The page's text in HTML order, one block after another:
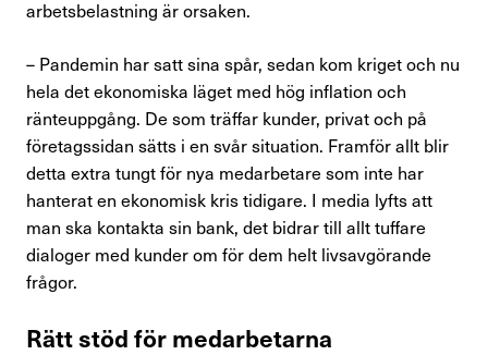
arbetsbelastning är orsaken.
– Pandemin har satt sina spår, sedan kom kriget och nu
hela det ekonomiska läget med hög inflation och
ränteuppgång. De som träffar kunder, privat och på
företagssidan sätts i en svår situation. Framför allt blir
detta extra tungt för nya medarbetare som inte har
hanterat en ekonomisk kris tidigare. I media lyfts att
man ska kontakta sin bank, det bidrar till allt tuffare
dialoger med kunder om för dem helt livsavgörande
frågor.
Rätt stöd för medarbetarna